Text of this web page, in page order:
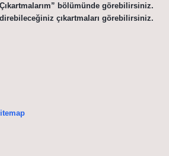
bölümünde görebilirsiniz.
çıkartmaları görebilirsiniz.